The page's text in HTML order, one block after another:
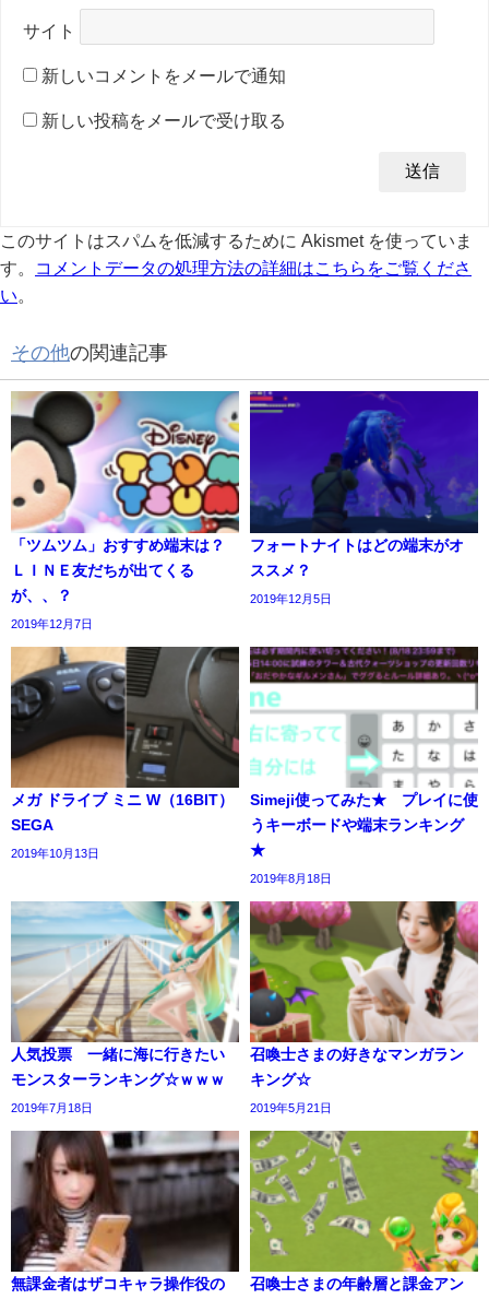
サイト
新しいコメントをメールで通知
新しい投稿をメールで受け取る
このサイトはスパムを低減するために Akismet を使っていま
す。
コメントデータの処理方法の詳細はこちらをご覧くださ
い。
その他の関連記事
「ツムツム」おすすめ端末は？
ＬＩＮＥ友だちが出てくる
が、、？
2019年12月7日
フォートナイトはどの端末がオ
ススメ？
2019年12月5日
メガ ドライブ ミニ W（16BIT）
SEGA
2019年10月13日
Simeji使ってみた★ プレイに使
うキーボードや端末ランキング
★
2019年8月18日
人気投票 一緒に海に行きたい
モンスターランキング☆ｗｗｗ
2019年7月18日
召喚士さまの好きなマンガラン
キング☆
2019年5月21日
無課金者はザコキャラ操作役の
召喚士さまの年齢層と課金アン